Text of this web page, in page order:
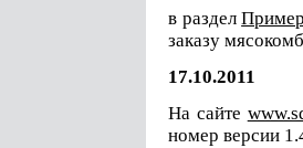
в раздел
заказу
17.10.2011
На сайте
номер версии